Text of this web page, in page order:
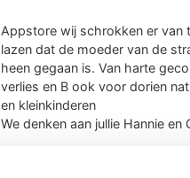
Appstore wij schrokken er van
lazen dat de moeder van de
heen gegaan is. Van harte
verlies en B ook voor dorien
en kleinkinderen
We denken aan jullie Hannie en